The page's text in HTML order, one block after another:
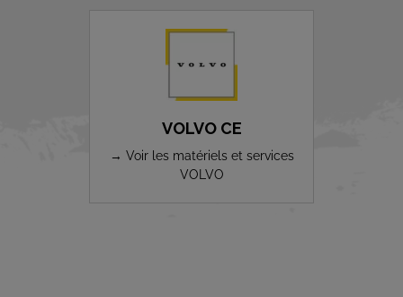
VOLVO CE
→ Voir les matériels et services
VOLVO